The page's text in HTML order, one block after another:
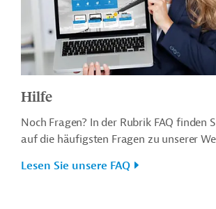
Hilfe
Noch Fragen? In der Rubrik FAQ finden
auf die häufigsten Fragen zu unserer
Lesen Sie unsere FAQ